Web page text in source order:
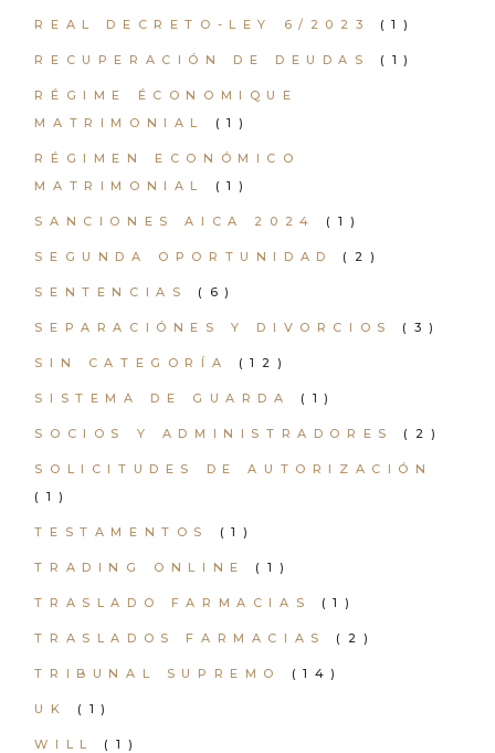
REAL DECRETO-LEY 6/2023 (1)
RECUPERACIÓN DE DEUDAS (1)
RÉGIME ÉCONOMIQUE
MATRIMONIAL
(1)
RÉGIMEN ECONÓMICO
MATRIMONIAL
(1)
SANCIONES AICA 2024 (1)
SEGUNDA OPORTUNIDAD (2)
SENTENCIAS (6)
SEPARACIÓNES Y DIVORCIOS (3)
SIN CATEGORÍA (12)
SISTEMA DE GUARDA (1)
SOCIOS Y ADMINISTRADORES (2)
SOLICITUDES DE AUTORIZACIÓN
(1)
TESTAMENTOS (1)
TRADING ONLINE (1)
TRASLADO FARMACIAS (1)
TRASLADOS FARMACIAS (2)
TRIBUNAL SUPREMO (14)
UK (1)
WILL (1)